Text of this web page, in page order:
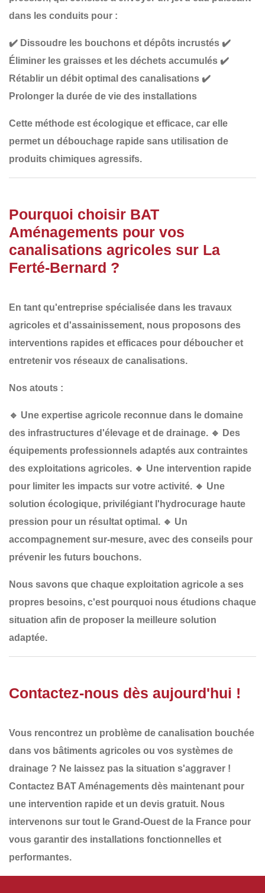
dans les conduits pour :
✔️ Dissoudre les bouchons et dépôts incrustés ✔️
Éliminer les graisses et les déchets accumulés ✔️
Rétablir un débit optimal des canalisations ✔️
Prolonger la durée de vie des installations
Cette méthode est écologique et efficace, car elle
permet un débouchage rapide sans utilisation de
produits chimiques agressifs.
Pourquoi choisir BAT
Aménagements pour vos
canalisations agricoles sur La
Ferté-Bernard ?
En tant qu'entreprise spécialisée dans les travaux
agricoles et d'assainissement, nous proposons des
interventions rapides et efficaces pour déboucher et
entretenir vos réseaux de canalisations.
Nos atouts :
🔹 Une expertise agricole reconnue dans le domaine
des infrastructures d'élevage et de drainage. 🔹 Des
équipements professionnels adaptés aux contraintes
des exploitations agricoles. 🔹 Une intervention rapide
pour limiter les impacts sur votre activité. 🔹 Une
solution écologique, privilégiant l'hydrocurage haute
pression pour un résultat optimal. 🔹 Un
accompagnement sur-mesure, avec des conseils pour
prévenir les futurs bouchons.
Nous savons que chaque exploitation agricole a ses
propres besoins, c'est pourquoi nous étudions chaque
situation afin de proposer la meilleure solution
adaptée.
Contactez-nous dès aujourd'hui !
Vous rencontrez un problème de canalisation bouchée
dans vos bâtiments agricoles ou vos systèmes de
drainage ? Ne laissez pas la situation s'aggraver !
Contactez BAT Aménagements dès maintenant pour
une intervention rapide et un devis gratuit. Nous
intervenons sur tout le Grand-Ouest de la France pour
vous garantir des installations fonctionnelles et
performantes.